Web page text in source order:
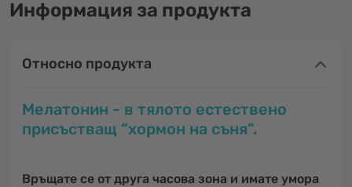
Информация за продукта
Относно продукта
Мелатонин - в тялото естествено
присъстващ “хормон на съня”.
Връщате се от друга часова зона и имате умора